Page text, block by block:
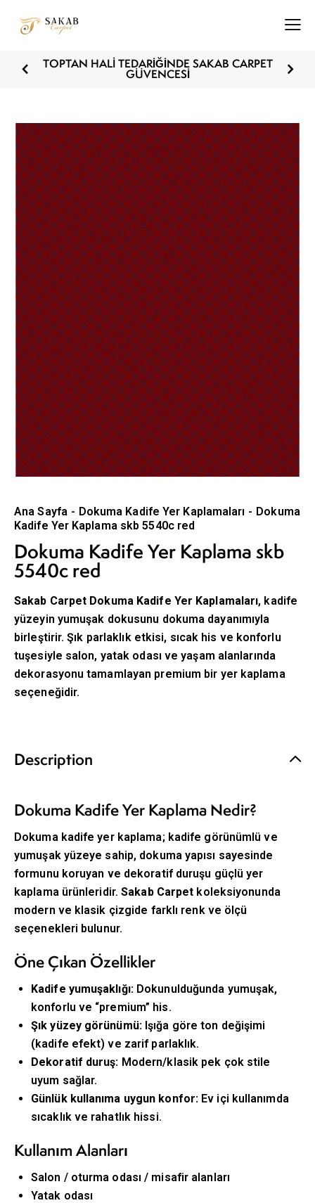
CARPET STOKTAN HIZLI SEVKİYAT •
VE İHRACAT
Ana Sayfa Dokuma Kadife Yer Kaplamaları
Dokuma
Kadife Yer Kaplama skb 5540c red
Dokuma Kadife Yer Kaplama skb
5540c red
Sakab Carpet Dokuma Kadife Yer Kaplamaları, kadife
yüzeyin yumuşak dokusunu dokuma dayanımıyla
birleştirir. Şık parlaklık etkisi, sıcak his ve konforlu
tuşesiyle salon, yatak odası ve yaşam alanlarında
dekorasyonu tamamlayan premium bir yer kaplama
seçeneğidir.
Description
Dokuma Kadife Yer Kaplama Nedir?
Dokuma kadife yer kaplama; kadife görünümlü ve
yumuşak yüzeye sahip, dokuma yapısı sayesinde
formunu koruyan ve dekoratif duruşu güçlü yer
kaplama ürünleridir.Sakab Carpet koleksiyonunda
modern ve klasik çizgide farklı renk ve ölçü
seçenekleri bulunur.
Öne Çıkan Özellikler
Kadife yumuşaklığı:Dokunulduğunda yumuşak,
konforlu ve “premium” his.
Şık yüzey görünümü:Işığa göre ton değişimi
(kadife efekt) ve zarif parlaklık.
Dekoratif duruş: Modern/klasik pek çok stile
uyum sağlar.
Günlük kullanıma uygun konfor: Ev içi kullanımda
sıcaklık ve rahatlık hissi.
Kullanım Alanları
Salon / oturma odası / misafir alanları
Yatak odası